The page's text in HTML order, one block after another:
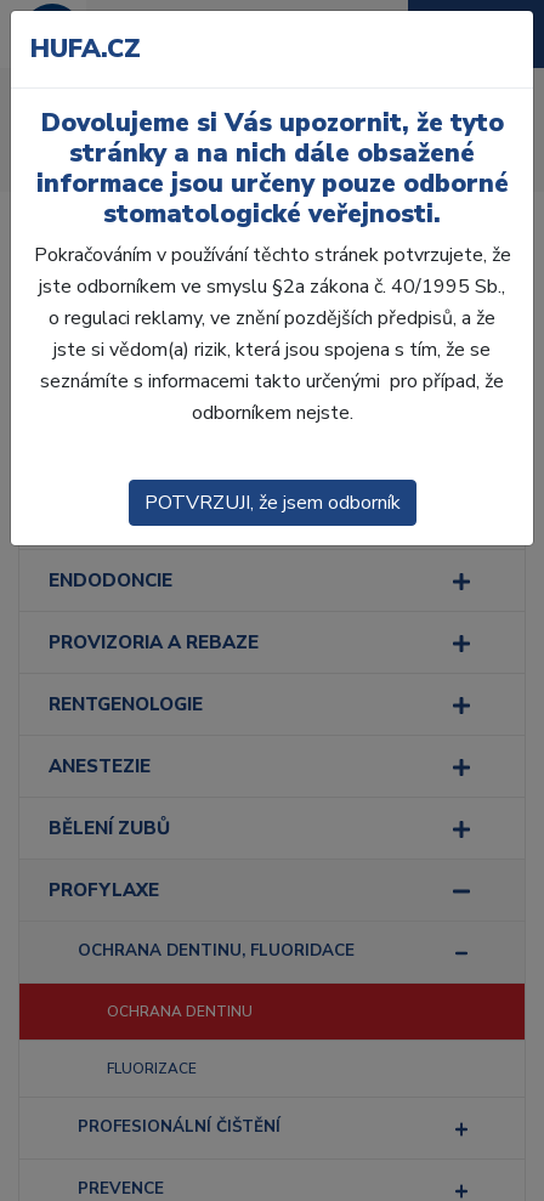
Úvod Ordinace
Profylaxe
Ochrana dentinu, fluoridace
Ochrana dentinu
Laboratoř
Ordinace
ENDODONCIE
PROVIZORIA A REBAZE
RENTGENOLOGIE
ANESTEZIE
BĚLENÍ ZUBŮ
PROFYLAXE
OCHRANA DENTINU, FLUORIDACE
OCHRANA DENTINU
FLUORIZACE
PROFESIONÁLNÍ ČIŠTĚNÍ
PREVENCE
HUFA.CZ
Dovolujeme si Vás upozornit, že tyto
stránky a na nich dále obsažené
informace jsou určeny pouze odborné
stomatologické veřejnosti.
Pokračováním v používání těchto stránek potvrzujete, že
jste odborníkem ve smyslu §2a zákona č. 40/1995 Sb.,
o regulaci reklamy, ve znění pozdějších předpisů, a že
jste si vědom(a) rizik, která jsou spojena s tím, že se
seznámíte s informacemi takto určenými pro případ, že
odborníkem nejste.
POTVRZUJI, že jsem odborník